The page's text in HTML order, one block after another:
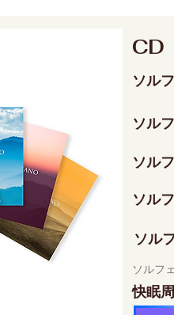
CD
ソル
ソル
ソル
ソル
ソル
ソルフ
快眠